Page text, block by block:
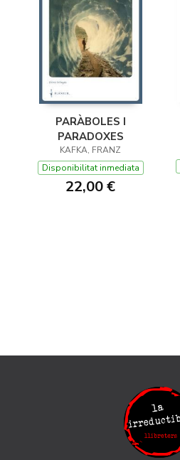
PARÀBOLES I
PARADOXES
KAFKA, FRANZ
Disponibilitat inmediata
22,00 €